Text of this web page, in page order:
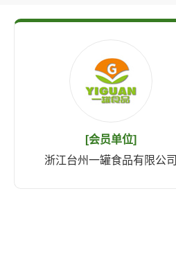
[会员单位]
浙江台州一罐食品有限公司